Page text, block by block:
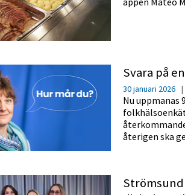
Svara på
30 januari 2026 |
Nu uppmanas
återigen ska